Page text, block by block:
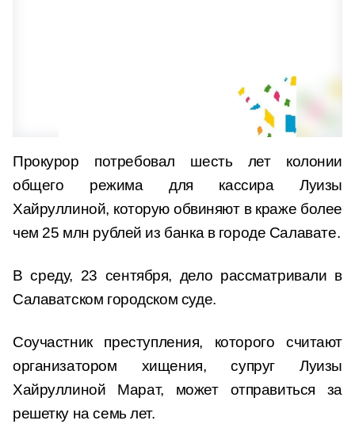
Прокурор потребовал шесть лет колонии
общего режима для кассира Луизы
Хайруллиной, которую обвиняют в краже более
чем 25 млн рублей из банка в городе Салавате.
В среду, 23 сентября, дело рассматривали в
Салаватском городском суде.
Соучастник преступления, которого считают
организатором хищения, супруг Луизы
Хайруллиной Марат, может отправиться за
решетку на семь лет.